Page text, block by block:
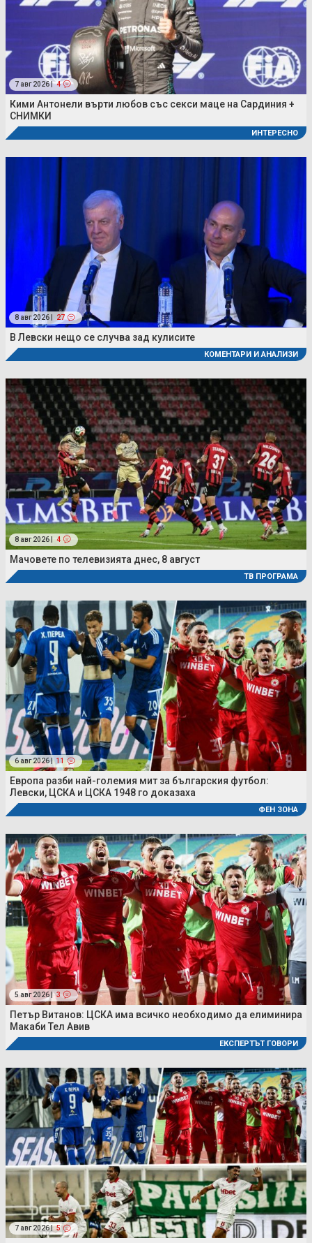
7 авг 2026 | 4
Кими Антонели върти любов със секси маце на Сардиния +
СНИМКИ
ИНТЕРЕСНО
8 авг 2026 | 27
В Левски нещо се случва зад кулисите
КОМЕНТАРИ И АНАЛИЗИ
8 авг 2026 | 4
Мачовете по телевизията днес, 8 август
ТВ ПРОГРАМА
6 авг 2026 | 11
Европа разби най-големия мит за българския футбол:
Левски, ЦСКА и ЦСКА 1948 го доказаха
ФЕН ЗОНА
5 авг 2026 | 3
Петър Витанов: ЦСКА има всичко необходимо да елиминира
Макаби Тел Авив
ЕКСПЕРТЪТ ГОВОРИ
7 авг 2026 | 5